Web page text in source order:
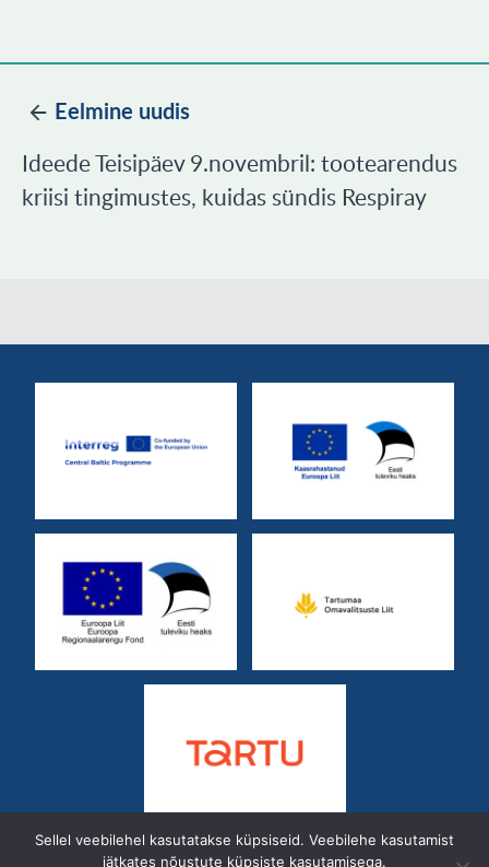
Eelmine uudis
Ideede Teisipäev 9.novembril: tootearendus
kriisi tingimustes, kuidas sündis Respiray
Sellel veebilehel kasutatakse küpsiseid. Veebilehe kasutamist
jätkates nõustute küpsiste kasutamisega.